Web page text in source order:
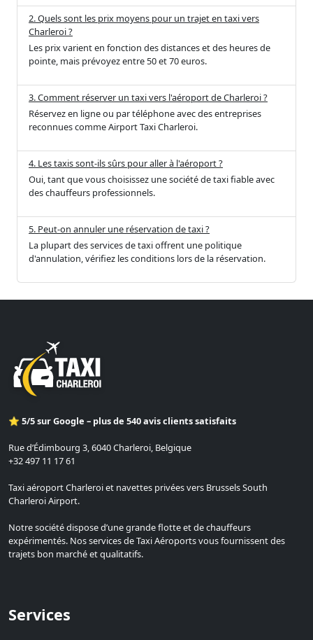
2. Quels sont les prix moyens pour un trajet en taxi vers
Charleroi ?
Les prix varient en fonction des distances et des heures de
pointe, mais prévoyez entre 50 et 70 euros.
3. Comment réserver un taxi vers l'aéroport de Charleroi ?
Réservez en ligne ou par téléphone avec des entreprises
reconnues comme Airport Taxi Charleroi.
4. Les taxis sont-ils sûrs pour aller à l'aéroport ?
Oui, tant que vous choisissez une société de taxi fiable avec
des chauffeurs professionnels.
5. Peut-on annuler une réservation de taxi ?
La plupart des services de taxi offrent une politique
d'annulation, vérifiez les conditions lors de la réservation.
⭐ 5/5 sur Google – plus de 540 avis clients satisfaits
Rue d’Édimbourg 3, 6040 Charleroi, Belgique
+32 497 11 17 61
Taxi aéroport Charleroi et navettes privées vers Brussels South
Charleroi Airport.
Notre société dispose d’une grande flotte et de chauffeurs
expérimentés. Nos services de Taxi Aéroports vous fournissent des
trajets bon marché et qualitatifs.
Services